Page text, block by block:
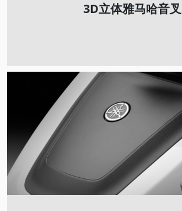
3D立体雅马哈音叉